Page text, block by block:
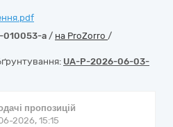
010053-a / на ProZorro /
UA-P-2026-06-03-
пропозицій
2026, 15:15